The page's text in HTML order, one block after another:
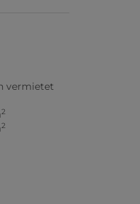
vermietet
2
2